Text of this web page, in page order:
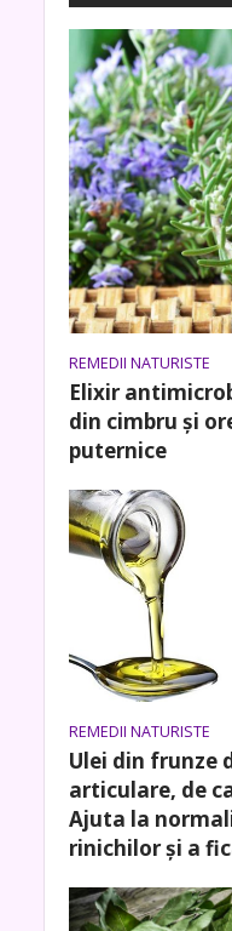
REMEDII NATURISTE
Elixir
din cimbru și
puternice
REMEDII NATURISTE
Ulei din frunze
articulare, de
Ajuta la
rinichilor și a